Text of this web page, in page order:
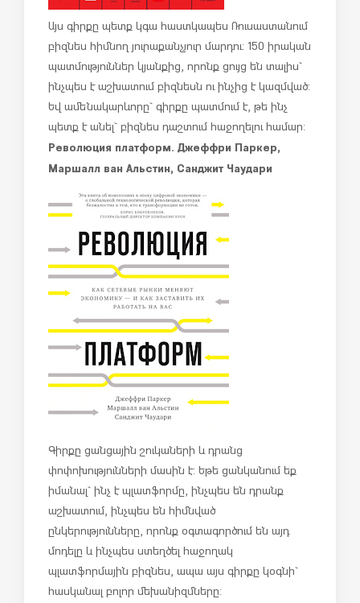
Այս գիրքը պետք կգա հաստկապես Ռուսաստանում
բիզնես հիմնող յուրաքանչյուր մարդու: 150 իրական
պատմություններ կյանքից, որոնք ցույց են տալիս`
ինչպես է աշխատում բիզնեսն ու ինչից է կազմված:
Եվ ամենակարևորը` գիրքը պատմում է, թե ինչ
պետք է անել` բիզնես դաշտում հաջողելու համար:
Революция платформ. Джеффри Паркер,
Маршалл ван Альстин, Санджит Чаудари
Գիրքը ցանցային շուկաների և դրանց
փոփոխությունների մասին է: Եթե ցանկանում եք
իմանալ` ինչ է պլատֆորմը, ինչպես են դրանք
աշխատում, ինչպես են հիմնված
ընկերությունները, որոնք օգտագործում են այդ
մոդելը և ինչպես ստեղծել հաջողակ
պլատֆորմային բիզնես, ապա այս գիրքը կօգնի`
հասկանալ բոլոր մեխանիզմները: